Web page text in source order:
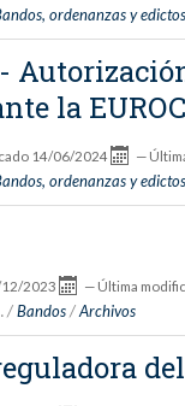
ordenanzas y edictos
la
14/06/2024 —
ordenanzas y edictos
2023 — Última
/Bandos /Archivos